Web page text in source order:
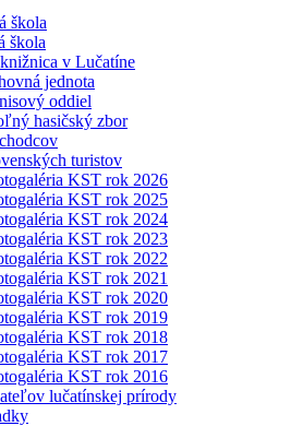
škola
škola
v Lučatíne
jednota
oddiel
hasičský zbor
turistov
KST rok 2026
KST rok 2025
KST rok 2024
KST rok 2023
KST rok 2022
KST rok 2021
KST rok 2020
KST rok 2019
KST rok 2018
KST rok 2017
KST rok 2016
lučatínskej prírody